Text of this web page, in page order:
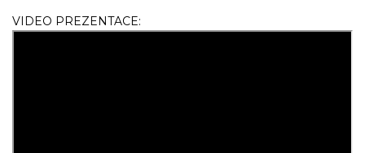
VIDEO PREZENTACE: